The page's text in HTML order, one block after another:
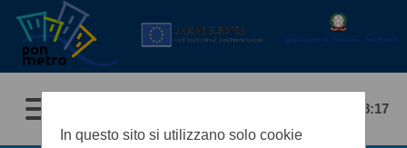
07/08/2026 18:17
In questo sito si utilizzano solo cookie